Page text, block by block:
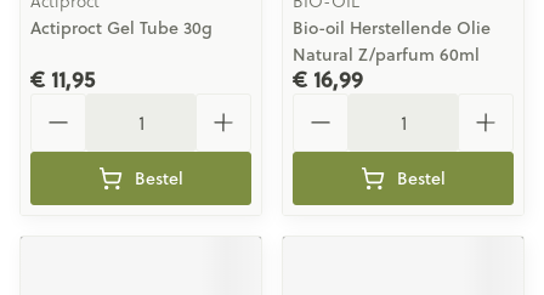
Actiproct Gel Tube 30g
€ 11,95
Bestel
Bio-oil Herstellende Olie
Natural Z/parfum 60ml
€ 16,99
Bestel